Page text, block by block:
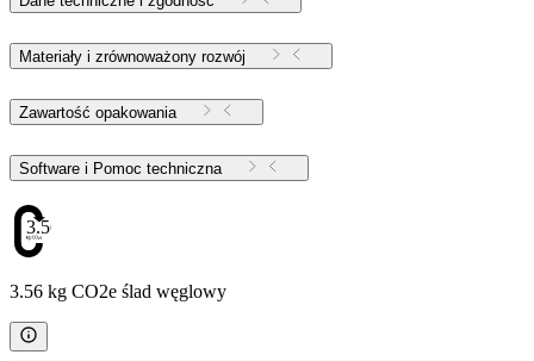
Materiały i zrównoważony rozwój
Zawartość opakowania
Software i Pomoc techniczna
3.56
3.56 kg CO2e ślad węglowy